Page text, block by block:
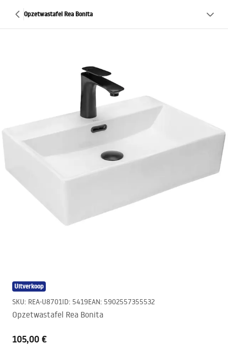
Opzetwastafel Rea Bonita
Uitverkoop
SKU: REA-U8701ID: 5419EAN: 5902557355532
Opzetwastafel Rea Bonita
105,00 €